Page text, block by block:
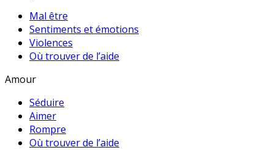
Mal être
Sentiments et émotions
Violences
Où trouver de l’aide
Amour
Séduire
Aimer
Rompre
Où trouver de l’aide